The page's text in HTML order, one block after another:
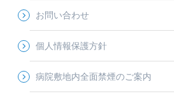
お問い合わせ
個人情報保護方針
病院敷地内全面禁煙のご案内